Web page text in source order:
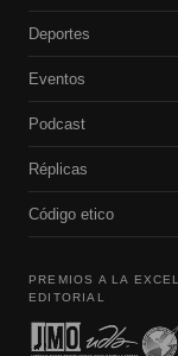
Deportes
Eventos
Podcast
Réplicas
Código etico
PREMIOS A LA
EDITORIAL